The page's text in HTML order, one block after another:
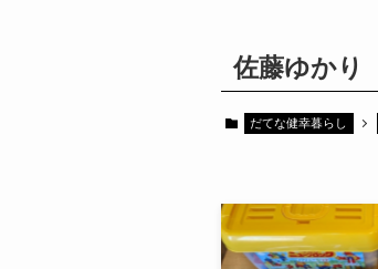
佐藤ゆかり
だてな健幸暮らし